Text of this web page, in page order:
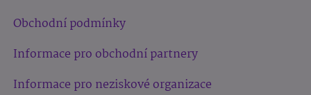
Obchodní podmínky
Informace pro obchodní partnery
Informace pro neziskové organizace